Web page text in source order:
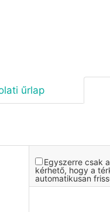
űrlap
Egyszerre csak
kérhető, hogy a
automatikusan